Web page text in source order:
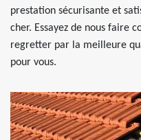
prestation sécurisante et
cher. Essayez de nous faire
regretter par la meilleure
pour vous.